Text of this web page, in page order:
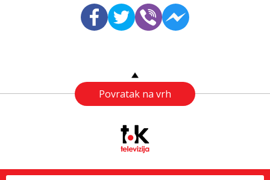
Povratak na vrh